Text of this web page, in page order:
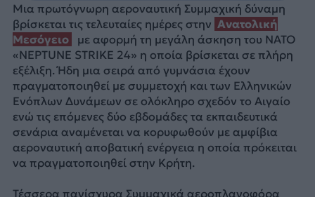
Μια πρωτόγνωρη αεροναυτική Συμμαχική δύναμη
βρίσκεται τις τελευταίες ημέρες στην Ανατολική
Μεσόγειο
με αφορμή τη μεγάλη άσκηση του ΝΑΤΟ
«NEPTUNE STRIKE 24» η οποία βρίσκεται σε πλήρη
εξέλιξη. Ήδη μια σειρά από γυμνάσια έχουν
πραγματοποιηθεί με συμμετοχή και των Ελληνικών
Ενόπλων Δυνάμεων σε ολόκληρο σχεδόν το Αιγαίο
ενώ τις επόμενες δύο εβδομάδες τα εκπαιδευτικά
σενάρια αναμένεται να κορυφωθούν με αμφίβια
αεροναυτική αποβατική ενέργεια η οποία πρόκειται
να πραγματοποιηθεί στην Κρήτη.
Τέσσερα πανίσχυρα Συμμαχικά αεροπλανοφόρα